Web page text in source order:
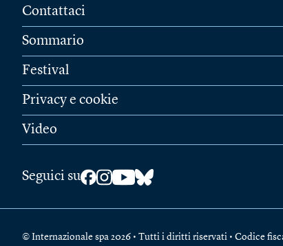
Contattaci
Sommario
Festival
Privacy e cookie
Video
Seguici su
© Internazionale spa 2026 • Tutti i diritti riservati • Codice